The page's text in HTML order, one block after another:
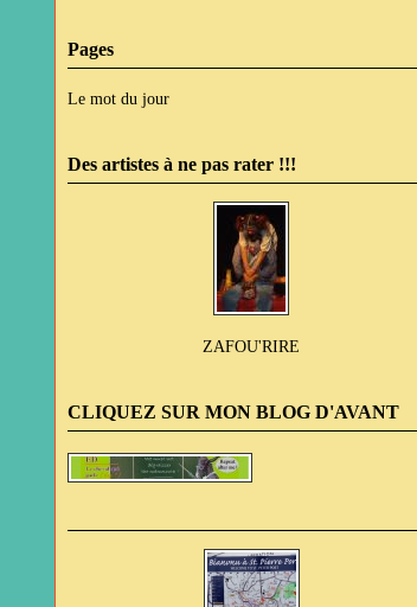
Pages
Le mot du jour
Des artistes à ne pas rater !!!
ZAFOU'RIRE
CLIQUEZ SUR MON BLOG D'AVANT